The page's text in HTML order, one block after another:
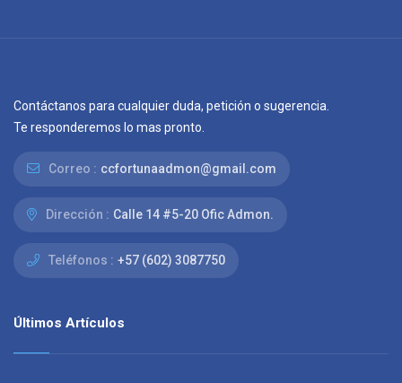
Contáctanos para cualquier duda, petición o sugerencia.
Te responderemos lo mas pronto.
Correo : ccfortunaadmon@gmail.com
Dirección : Calle 14 #5-20 Ofic Admon.
Teléfonos : +57 (602) 3087750
Últimos Artículos